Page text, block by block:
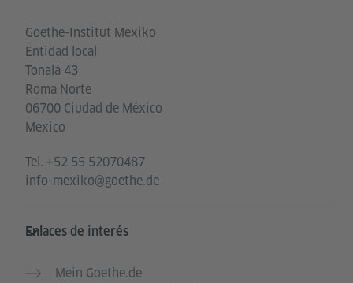
Goethe-Institut Mexiko
Entidad local
Tonalá 43
Roma Norte
06700 Ciudad de México
Mexico
Tel. +52 55 52070487
info-mexiko@goethe.de
Enlaces de interés
Mein Goethe.de